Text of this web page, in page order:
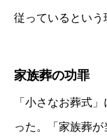
従っているという
家族葬の功罪
「小さなお葬式
った。「家族葬